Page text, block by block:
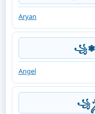
Aryan
Angel